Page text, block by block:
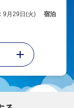
9月29日(火)
宿泊